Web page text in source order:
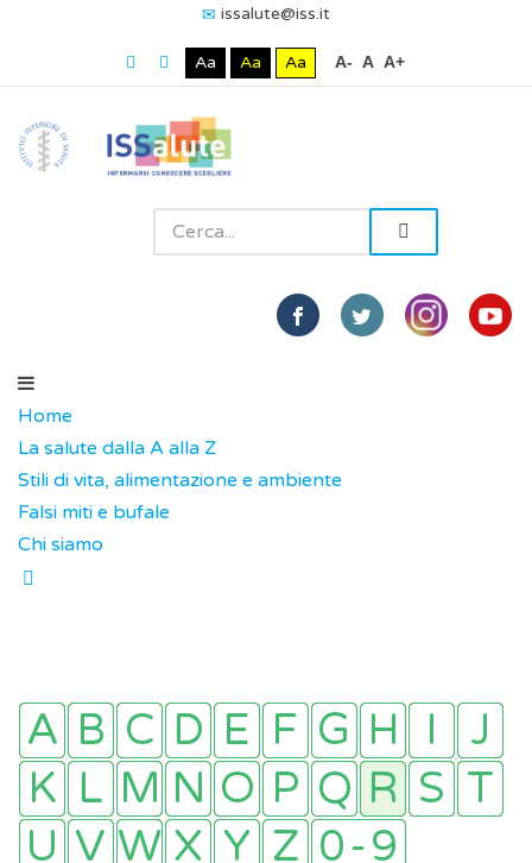
issalute@iss.it
Aa Aa Aa A- A A+
Home
La salute dalla A alla Z
Stili di vita, alimentazione e ambiente
Falsi miti e bufale
Chi siamo